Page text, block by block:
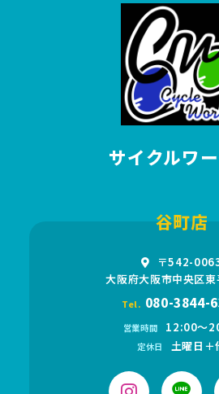
サイクルワ
谷町店
〒542-
大阪府大阪市中央区
Tel. 080-3844-
営業時間 12:00〜
定休日 土曜日＋